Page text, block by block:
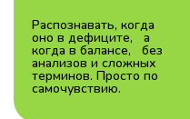
Распознавать, когда
оно в дефиците, а
когда в балансе, без
анализов и сложных
терминов. Просто по
самочувствию.